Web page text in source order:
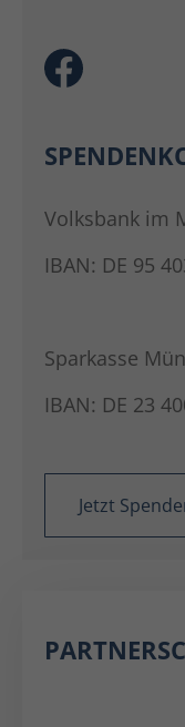
Volksbank im
IBAN: DE 95
Sparkasse
IBAN: DE 23
Jetzt